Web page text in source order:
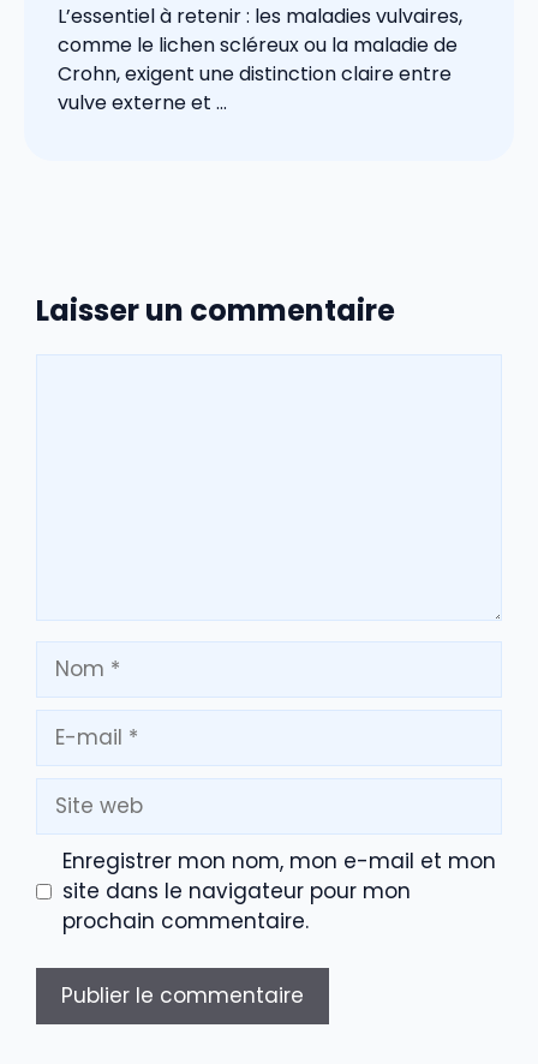
L’essentiel à retenir : les maladies vulvaires,
comme le lichen scléreux ou la maladie de
Crohn, exigent une distinction claire entre
vulve externe et ...
Laisser un commentaire
Nom
mail
Site
web
Enregistrer mon nom, mon e-mail et mon
site dans le navigateur pour mon
prochain commentaire.